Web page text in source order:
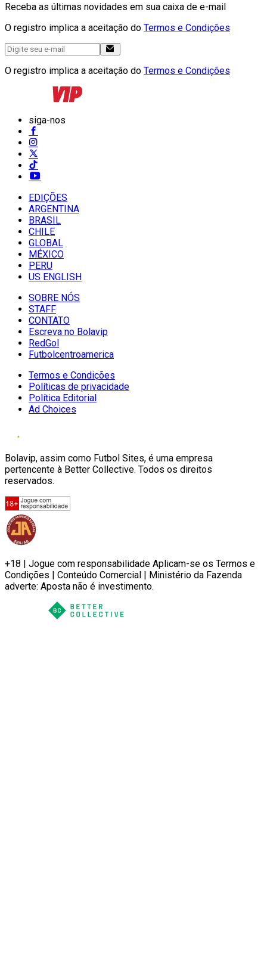
Receba as últimas novidades em sua caixa de e-mail
O registro implica a aceitação do Termos e Condições
O registro implica a aceitação do Termos e Condições
siga-nos
EDIÇÕES
ARGENTINA
BRASIL
CHILE
GLOBAL
MÉXICO
PERU
US ENGLISH
SOBRE NÓS
STAFF
CONTATO
Escreva no Bolavip
RedGol
Futbolcentroamerica
Termos e Condições
Políticas de privacidade
Política Editorial
Ad Choices
Bolavip, assim como Futbol Sites, é uma empresa
pertencente à Better Collective. Todos os direitos
reservados.
+18 | Jogue com responsabilidade Aplicam-se os Termos e
Condições | Conteúdo Comercial | Ministério da Fazenda
adverte: Aposta não é investimento.